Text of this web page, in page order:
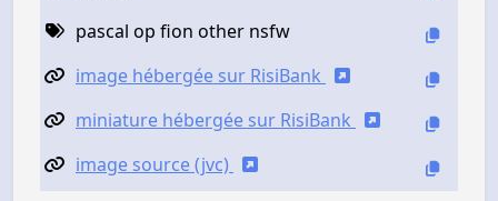
pascal op fion other nsfw
image hébergée sur RisiBank
miniature hébergée sur RisiBank
image source (jvc)